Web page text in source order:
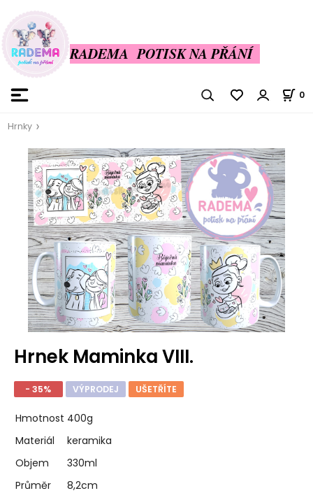
RADEMA POTISK NA PŘÁNÍ
0
Hrnky
Hrnek Maminka VIII.
- 35% VÝPRODEJ UŠETŘÍTE
Hmotnost 400g
Materiál
keramika
Objem
330ml
Průměr
8,2cm